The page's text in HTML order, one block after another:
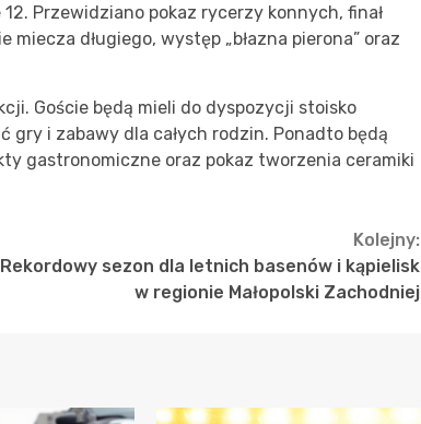
Przewidziano pokaz rycerzy konnych, finał
długiego, występ „błazna pierona” oraz
Goście będą mieli do dyspozycji stoisko
gry i zabawy dla całych rodzin. Ponadto będą
gastronomiczne oraz pokaz tworzenia ceramiki
Kolejny:
Rekordowy sezon dla letnich basenów i kąpielisk
w regionie Małopolski Zachodniej